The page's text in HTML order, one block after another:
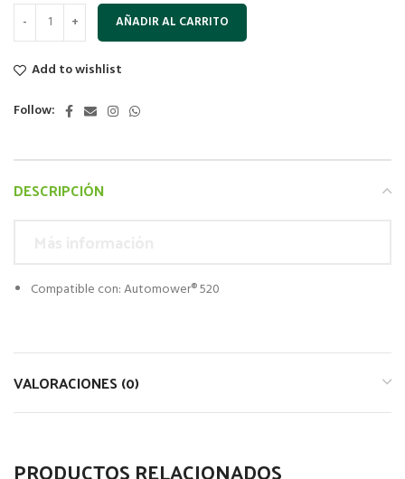
AÑADIR AL CARRITO
Add to wishlist
Follow:
DESCRIPCIÓN
Compatible con: Automower® 520
VALORACIONES (0)
PRODUCTOS RELACIONADOS